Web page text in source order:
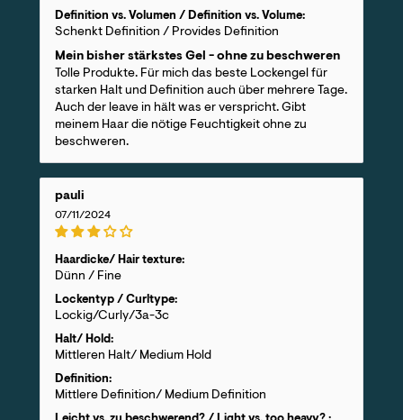
Definition vs. Volumen / Definition vs. Volume:
Schenkt Definition / Provides Definition
Mein bisher stärkstes Gel - ohne zu beschweren
Tolle Produkte. Für mich das beste Lockengel für
starken Halt und Definition auch über mehrere Tage.
Auch der leave in hält was er verspricht. Gibt
meinem Haar die nötige Feuchtigkeit ohne zu
beschweren.
pauli
07/11/2024
Haardicke/ Hair texture:
Dünn / Fine
Lockentyp / Curltype:
Lockig/Curly/3a-3c
Halt/ Hold:
Mittleren Halt/ Medium Hold
Definition:
Mittlere Definition/ Medium Definition